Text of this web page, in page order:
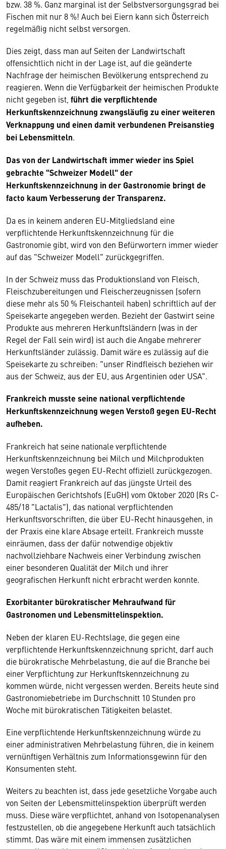
bzw. 38 %. Ganz marginal ist der Selbstversorgungsgrad bei
Fischen mit nur 8 %! Auch bei Eiern kann sich Österreich
regelmäßig nicht selbst versorgen.
Dies zeigt, dass man auf Seiten der Landwirtschaft
offensichtlich nicht in der Lage ist, auf die geänderte
Nachfrage der heimischen Bevölkerung entsprechend zu
reagieren. Wenn die Verfügbarkeit der heimischen Produkte
nicht gegeben ist, führt die verpflichtende
Herkunftskennzeichnung zwangsläufig zu einer weiteren
Verknappung und einen damit verbundenen Preisanstieg
bei Lebensmitteln.
Das von der Landwirtschaft immer wieder ins Spiel
gebrachte "Schweizer Modell" der
Herkunftskennzeichnung in der Gastronomie bringt de
facto kaum Verbesserung der Transparenz.
Da es in keinem anderen EU-Mitgliedsland eine
verpflichtende Herkunftskennzeichnung für die
Gastronomie gibt, wird von den Befürwortern immer wieder
auf das "Schweizer Modell" zurückgegriffen.
In der Schweiz muss das Produktionsland von Fleisch,
Fleischzubereitungen und Fleischerzeugnissen (sofern
diese mehr als 50 % Fleischanteil haben) schriftlich auf der
Speisekarte angegeben werden. Bezieht der Gastwirt seine
Produkte aus mehreren Herkunftsländern (was in der
Regel der Fall sein wird) ist auch die Angabe mehrerer
Herkunftsländer zulässig. Damit wäre es zulässig auf die
Speisekarte zu schreiben: "unser Rindfleisch beziehen wir
aus der Schweiz, aus der EU, aus Argentinien oder USA".
Frankreich musste seine national verpflichtende
Herkunftskennzeichnung wegen Verstoß gegen EU-Recht
aufheben.
Frankreich hat seine nationale verpflichtende
Herkunftskennzeichnung bei Milch und Milchprodukten
wegen Verstoßes gegen EU-Recht offiziell zurückgezogen.
Damit reagiert Frankreich auf das jüngste Urteil des
Europäischen Gerichtshofs (EuGH) vom Oktober 2020 (Rs C-
485/18 "Lactalis"), das national verpflichtenden
Herkunftsvorschriften, die über EU-Recht hinausgehen, in
der Praxis eine klare Absage erteilt. Frankreich musste
einräumen, dass der dafür notwendige objektiv
nachvollziehbare Nachweis einer Verbindung zwischen
einer besonderen Qualität der Milch und ihrer
geografischen Herkunft nicht erbracht werden konnte.
Exorbitanter bürokratischer Mehraufwand für
Gastronomen und Lebensmittelinspektion.
Neben der klaren EU-Rechtslage, die gegen eine
verpflichtende Herkunftskennzeichnung spricht, darf auch
die bürokratische Mehrbelastung, die auf die Branche bei
einer Verpflichtung zur Herkunftskennzeichnung zu
kommen würde, nicht vergessen werden. Bereits heute sind
Gastronomiebetriebe im Durchschnitt 10 Stunden pro
Woche mit bürokratischen Tätigkeiten belastet.
Eine verpflichtende Herkunftskennzeichnung würde zu
einer administrativen Mehrbelastung führen, die in keinem
vernünftigen Verhältnis zum Informationsgewinn für den
Konsumenten steht.
Weiters zu beachten ist, dass jede gesetzliche Vorgabe auch
von Seiten der Lebensmittelinspektion überprüft werden
muss. Diese wäre verpflichtet, anhand von Isotopenanalysen
festzustellen, ob die angegebene Herkunft auch tatsächlich
stimmt. Das wäre mit einem immensen zusätzlichen